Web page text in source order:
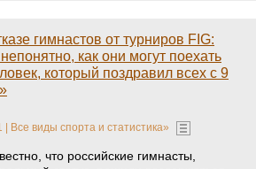
гимнастов от турниров FIG:
как они могут поехать
который поздравил всех с 9
| Все виды спорта и статистика»
что российские гимнасты,